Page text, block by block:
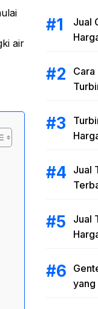
air
Jual
Cara
Jual
Jual
yang